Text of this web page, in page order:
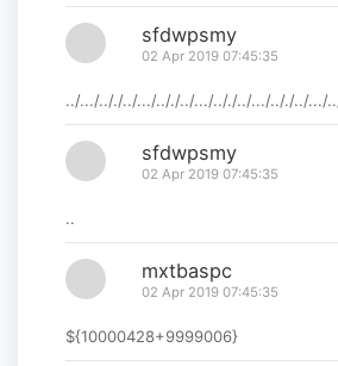
sfdwpsmy
02 Apr 2019 07:45:35
../.../.././../.../.././../.../.././../.../.././../.../
sfdwpsmy
02 Apr 2019 07:45:35
..
mxtbaspc
02 Apr 2019 07:45:35
${10000428+9999006}